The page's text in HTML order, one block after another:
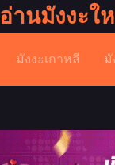
อ่านมังงะใ
มังงะเกาหลี มั